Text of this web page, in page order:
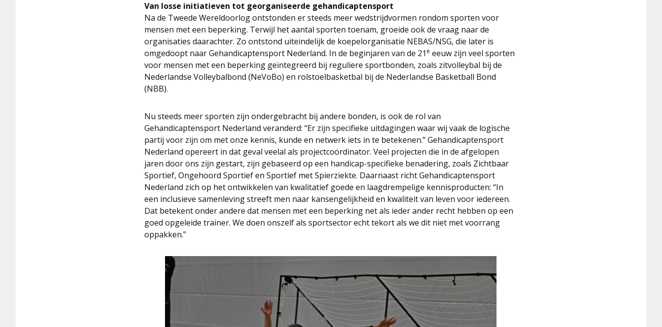
Van losse initiatieven tot georganiseerde gehandicaptensport
Na de Tweede Wereldoorlog ontstonden er steeds meer wedstrijdvormen rondom sporten voor
mensen met een beperking. Terwijl het aantal sporten toenam, groeide ook de vraag naar de
organisaties daarachter. Zo ontstond uiteindelijk de koepelorganisatie NEBAS/NSG, die later is
omgedoopt naar Gehandicaptensport Nederland. In de beginjaren van de 21 e eeuw zijn veel sporten
voor mensen met een beperking geïntegreerd bij reguliere sportbonden, zoals zitvolleybal bij de
Nederlandse Volleybalbond (NeVoBo) en rolstoelbasketbal bij de Nederlandse Basketball Bond
(NBB).
Nu steeds meer sporten zijn ondergebracht bij andere bonden, is ook de rol van
Gehandicaptensport Nederland veranderd: “Er zijn specifieke uitdagingen waar wij vaak de logische
partij voor zijn om met onze kennis, kunde en netwerk iets in te betekenen.” Gehandicaptensport
Nederland opereert in dat geval veelal als projectcoördinator. Veel projecten die in de afgelopen
jaren door ons zijn gestart, zijn gebaseerd op een handicap-specifieke benadering, zoals Zichtbaar
Sportief, Ongehoord Sportief en Sportief met Spierziekte. Daarnaast richt Gehandicaptensport
Nederland zich op het ontwikkelen van kwalitatief goede en laagdrempelige kennisproducten: “In
een inclusieve samenleving streeft men naar kansengelijkheid en kwaliteit van leven voor iedereen.
Dat betekent onder andere dat mensen met een beperking net als ieder ander recht hebben op een
goed opgeleide trainer. We doen onszelf als sportsector echt tekort als we dit niet met voorrang
oppakken.”